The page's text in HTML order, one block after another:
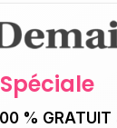
% GRATUIT